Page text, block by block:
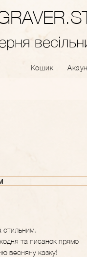
Кошик
стильним.
та писанок прямо
весняну казку!